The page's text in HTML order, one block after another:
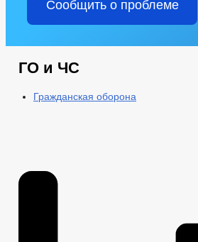
Сообщить о проблеме
ГО и ЧС
Гражданская оборона